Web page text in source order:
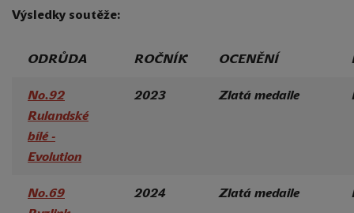
Výsledky soutěže:
ODRŮDA ROČNÍK OCENĚNÍ
No.92
Rulandské
bílé -
Evolution
2023 Zlatá medaile
No.69
2024 Zlatá medaile